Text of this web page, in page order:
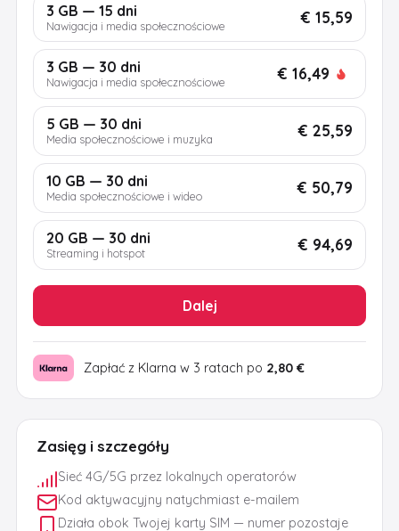
Zasięg i szczegóły
Sieć 4G/5G przez lokalnych operatorów
Kod aktywacyjny natychmiast e-mailem
Działa obok Twojej karty SIM — numer pozostaje
3 GB — 15 dni
Nawigacja i media społecznościowe € 15,59
3 GB — 30 dni
Nawigacja i media społecznościowe € 16,49
5 GB — 30 dni
Media społecznościowe i muzyka € 25,59
10 GB — 30 dni
Media społecznościowe i wideo € 50,79
20 GB — 30 dni
Streaming i hotspot € 94,69
Dalej
Zapłać z Klarna w 3 ratach po 2,80 €